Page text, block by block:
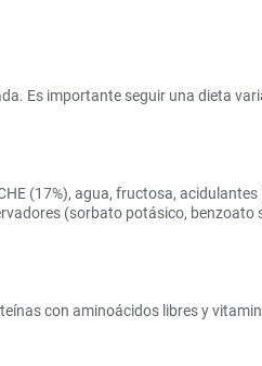
Es importante seguir una dieta
(17%), agua, fructosa,
(sorbato potásico,
con aminoácidos libres y